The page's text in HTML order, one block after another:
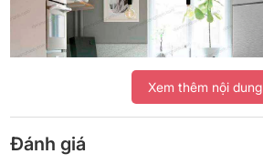
Xem thêm nội dung
Đánh giá